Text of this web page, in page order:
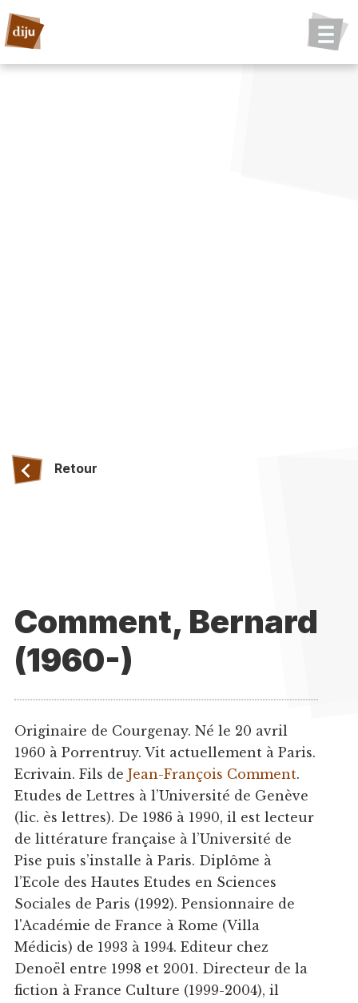
Retour
Comment, Bernard
(1960-)
Originaire de Courgenay. Né le 20 avril
1960 à Porrentruy. Vit actuellement à Paris.
Ecrivain. Fils de Jean-François Comment.
Etudes de Lettres à l’Université de Genève
(lic. ès lettres). De 1986 à 1990, il est lecteur
de littérature française à l’Université de
Pise puis s’installe à Paris. Diplôme à
l’Ecole des Hautes Etudes en Sciences
Sociales de Paris (1992). Pensionnaire de
l'Académie de France à Rome (Villa
Médicis) de 1993 à 1994. Editeur chez
Denoël entre 1998 et 2001. Directeur de la
fiction à France Culture (1999-2004), il